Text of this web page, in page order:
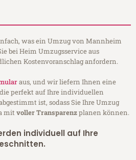
was ein Umzug von Mannheim
bei Heim Umzugsservice aus
Kostenvoranschlag anfordern.
aus, und wir liefern Ihnen eine
perfekt auf Ihre individuellen
ist, sodass Sie Ihre Umzug
mitvoller Transparenzplanen können.
individuell auf Ihre